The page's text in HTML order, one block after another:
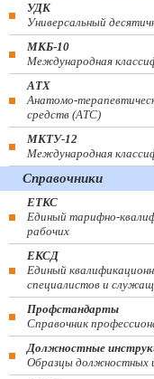
УДК
Универсальный
МКБ-10
Международная
АТХ
Анатомо-
средств (ATC)
МКТУ-12
Международная
Справочники
ЕТКС
Единый тарифно-
рабочих
ЕКСД
Единый
специалистов и
Профстандарты
Справочник
Должностные
Образцы должностных